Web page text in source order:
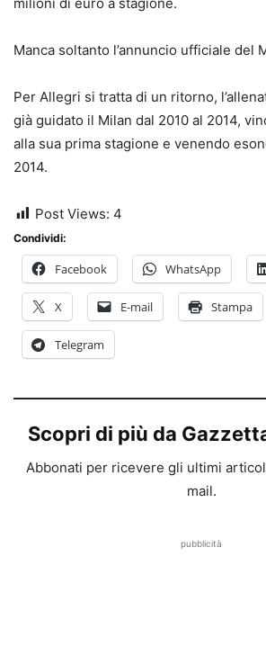
Manca soltanto l’annuncio ufficiale del
Per Allegri si tratta di un ritorno,
già guidato il Milan dal 2010 al 2014,
alla sua prima stagione e venendo
2014.
Post Views: 4
Condividi:
Facebook WhatsApp
X E-mail Stampa
Telegram
Scopri di più da
Abbonati per ricevere gli ultimi
mail.
pubblicità